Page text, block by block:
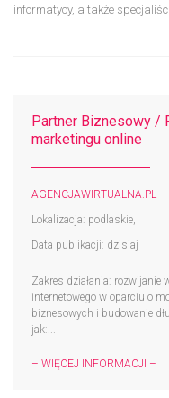
informatycy, a także
Partner Biznesowy /
marketingu online
AGENCJAWIRTUALNA.PL
Lokalizacja: podlaskie,
Data publikacji: dzisiaj
Zakres działania: rozwijanie
internetowego w oparciu o
biznesowych i budowanie
jak:...
– WIĘCEJ INFORMACJI –